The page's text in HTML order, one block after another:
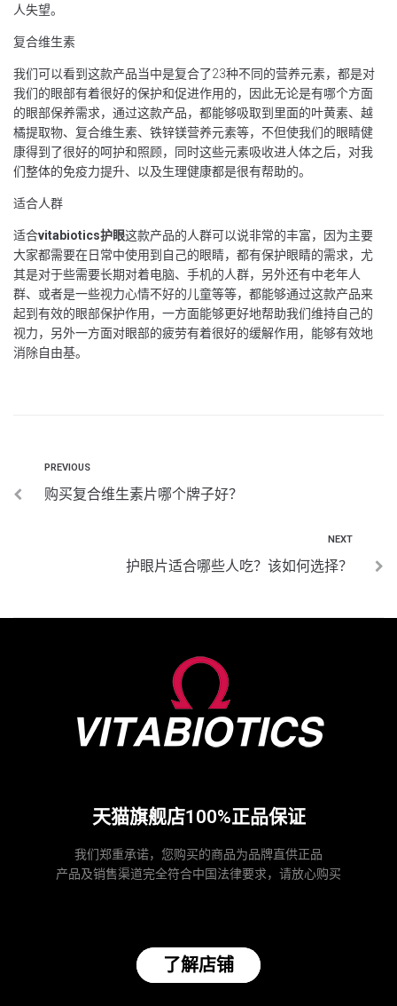
人失望。
复合维生素
我们可以看到这款产品当中是复合了23种不同的营养元素，都是对
我们的眼部有着很好的保护和促进作用的，因此无论是有哪个方面
的眼部保养需求，通过这款产品，都能够吸取到里面的叶黄素、越
橘提取物、复合维生素、铁锌镁营养元素等，不但使我们的眼睛健
康得到了很好的呵护和照顾，同时这些元素吸收进人体之后，对我
们整体的免疫力提升、以及生理健康都是很有帮助的。
适合人群
适合vitabiotics护眼这款产品的人群可以说非常的丰富，因为主要
大家都需要在日常中使用到自己的眼睛，都有保护眼睛的需求，尤
其是对于些需要长期对着电脑、手机的人群，另外还有中老年人
群、或者是一些视力心情不好的儿童等等，都能够通过这款产品来
起到有效的眼部保护作用，一方面能够更好地帮助我们维持自己的
视力，另外一方面对眼部的疲劳有着很好的缓解作用，能够有效地
消除自由基。
PREVIOUS
购买复合维生素片哪个牌子好？
NEXT
护眼片适合哪些人吃？该如何选择？
天猫旗舰店100%正品保证
我们郑重承诺，您购买的商品为品牌直供正品
产品及销售渠道完全符合中国法律要求，请放心购买
了解店铺